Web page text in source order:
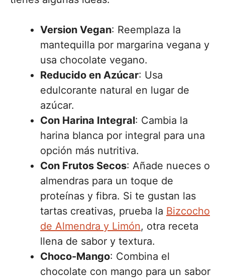
Version Vegan: Reemplaza la
mantequilla por margarina vegana y
usa chocolate vegano.
Reducido en Azúcar: Usa
edulcorante natural en lugar de
azúcar.
Con Harina Integral: Cambia la
harina blanca por integral para una
opción más nutritiva.
Con Frutos Secos: Añade nueces o
almendras para un toque de
proteínas y fibra. Si te gustan las
tartas creativas, prueba la Bizcocho
de Almendra y Limón, otra receta
llena de sabor y textura.
Choco-Mango: Combina el
chocolate con mango para un sabor